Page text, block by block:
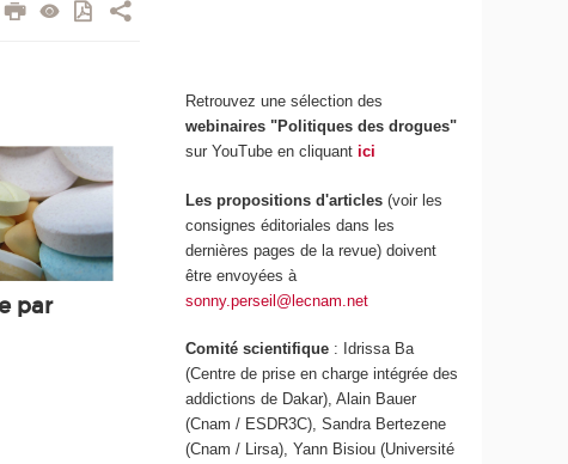
par
Retrouvez une sélection des
webinaires "Politiques des drogues"
sur YouTube en cliquantici
Les propositions d'articles (voir les
consignes éditoriales dans les
dernières pages de la revue) doivent
être envoyées à
sonny.perseil@lecnam.net
Comité scientifique : Idrissa Ba
(Centre de prise en charge intégrée des
addictions de Dakar), Alain Bauer
(Cnam / ESDR3C), Sandra Bertezene
(Cnam / Lirsa), Yann Bisiou (Université